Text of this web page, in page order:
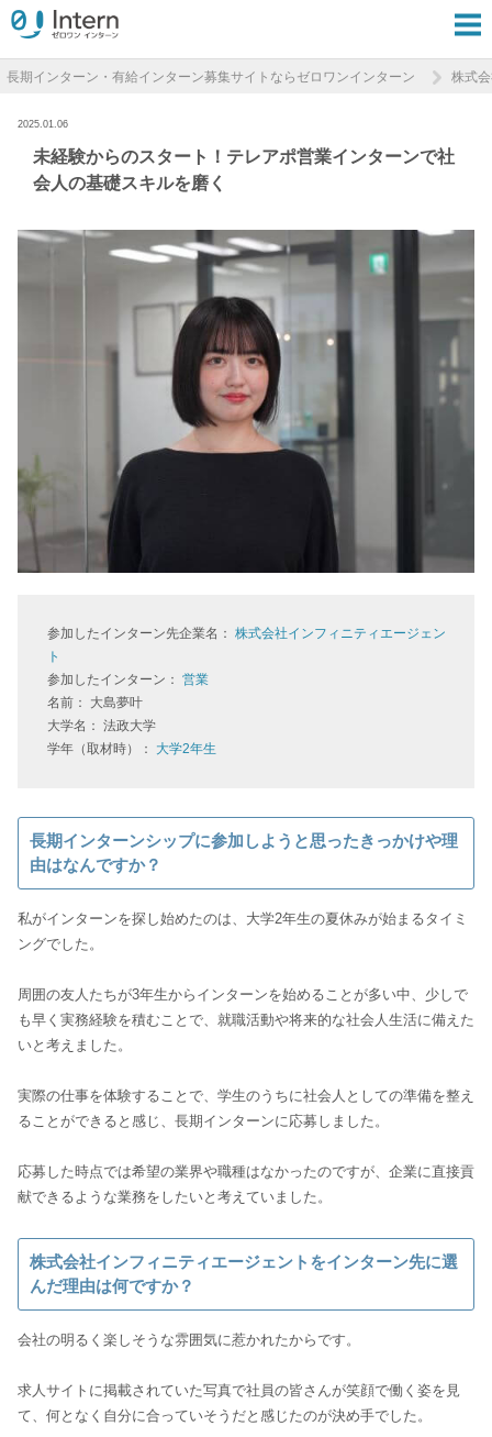
長期インターン・有給インターン募集サイトならゼロワンインターン 株式
2025.01.06
未経験からのスタート！テレアポ営業インターンで社
会人の基礎スキルを磨く
参加したインターン先企業名： 株式会社インフィニティエージェン
ト
参加したインターン： 営業
名前： 大島夢叶
大学名： 法政大学
学年（取材時）： 大学2年生
長期インターンシップに参加しようと思ったきっかけや理
由はなんですか？
私がインターンを探し始めたのは、大学2年生の夏休みが始まるタイミ
ングでした。
周囲の友人たちが3年生からインターンを始めることが多い中、少しで
も早く実務経験を積むことで、就職活動や将来的な社会人生活に備えた
いと考えました。
実際の仕事を体験することで、学生のうちに社会人としての準備を整え
ることができると感じ、長期インターンに応募しました。
応募した時点では希望の業界や職種はなかったのですが、企業に直接貢
献できるような業務をしたいと考えていました。
株式会社インフィニティエージェントをインターン先に選
んだ理由は何ですか？
会社の明るく楽しそうな雰囲気に惹かれたからです。
求人サイトに掲載されていた写真で社員の皆さんが笑顔で働く姿を見